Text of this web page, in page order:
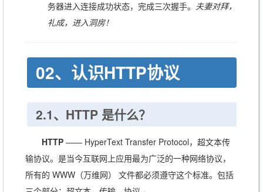
务器进入连接成功状态，完成三次握手。 夫妻对拜，
礼成，进入洞房！
02、认识HTTP协议
2.1、HTTP 是什么？
HTTP —— HyperText Transfer Protocol，超文本传
输协议。是当今互联网上应用最为广泛的一种网络协议，
所有的 WWW（万维网） 文件都必须遵守这个标准。包括